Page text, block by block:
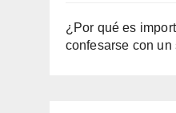
¿Por qué es
confesarse con un